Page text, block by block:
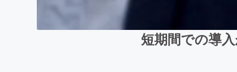
短期間での導